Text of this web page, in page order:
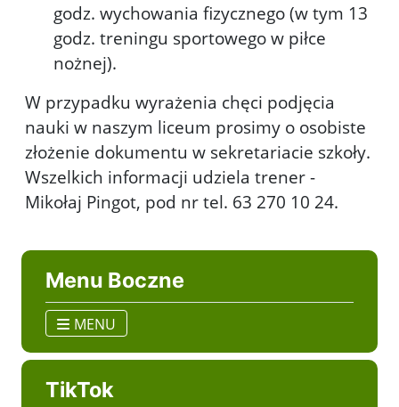
Menu Boczne
MENU
TikTok
godz. wychowania fizycznego (w tym 13
godz. treningu sportowego w piłce
nożnej).
W przypadku wyrażenia chęci podjęcia
nauki w naszym liceum prosimy o osobiste
złożenie dokumentu w sekretariacie szkoły.
Wszelkich informacji udziela trener -
Mikołaj Pingot, pod nr tel. 63 270 10 24.